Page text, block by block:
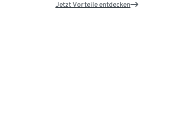
Jetzt Vorteile entdecken